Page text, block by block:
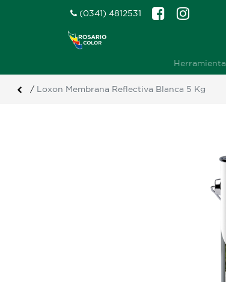
(0341) 4812531
/ Loxon Membrana Reflectiva Blanca 5 Kg